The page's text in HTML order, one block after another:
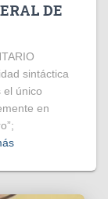
DE
sintáctica
el único
en